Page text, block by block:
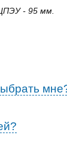
- 95 мм.